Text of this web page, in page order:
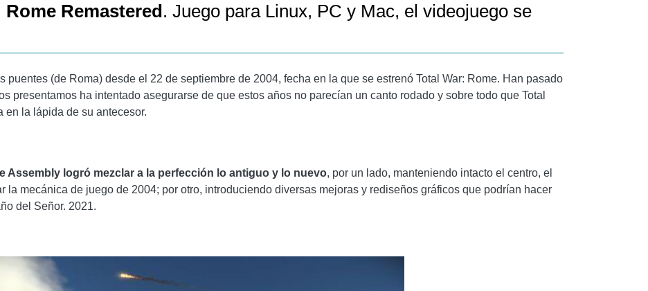
Rome Remastered. Juego para Linux, PC y Mac, el videojuego se
puentes (de Roma) desde el 22 de septiembre de 2004, fecha en la que se estrenó Total War: Rome. Han pasado
presentamos ha intentado asegurarse de que estos años no parecían un canto rodado y sobre todo que Total
en la lápida de su antecesor.
Assembly logró mezclar a la perfección lo antiguo y lo nuevo, por un lado, manteniendo intacto el centro, el
la mecánica de juego de 2004; por otro, introduciendo diversas mejoras y rediseños gráficos que podrían hacer
del Señor. 2021.